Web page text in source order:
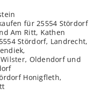
für 25554 Stördorf
Am Ritt, Kathen
Stördorf, Landrecht,
Wilster, Oldendorf und
Honigfleth,